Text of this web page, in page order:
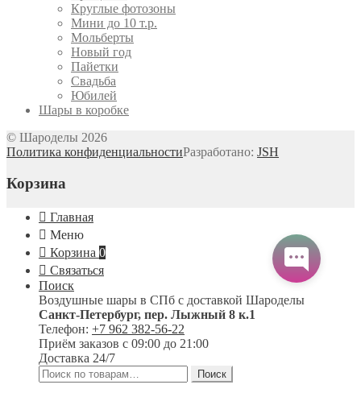
Круглые фотозоны
Мини до 10 т.р.
Мольберты
Новый год
Пайетки
Свадьба
Юбилей
Шары в коробке
© Шароделы 2026
Политика конфиденциальностиРазработано: JSH
Корзина
Главная
Меню
Корзина 0
Связаться
Поиск
Воздушные шары в СПб с доставкой Шароделы
Санкт-Петербург, пер. Лыжный 8 к.1
Телефон: +7 962 382-56-22
Приём заказов с 09:00 до 21:00
Доставка 24/7
Искать:
Поиск